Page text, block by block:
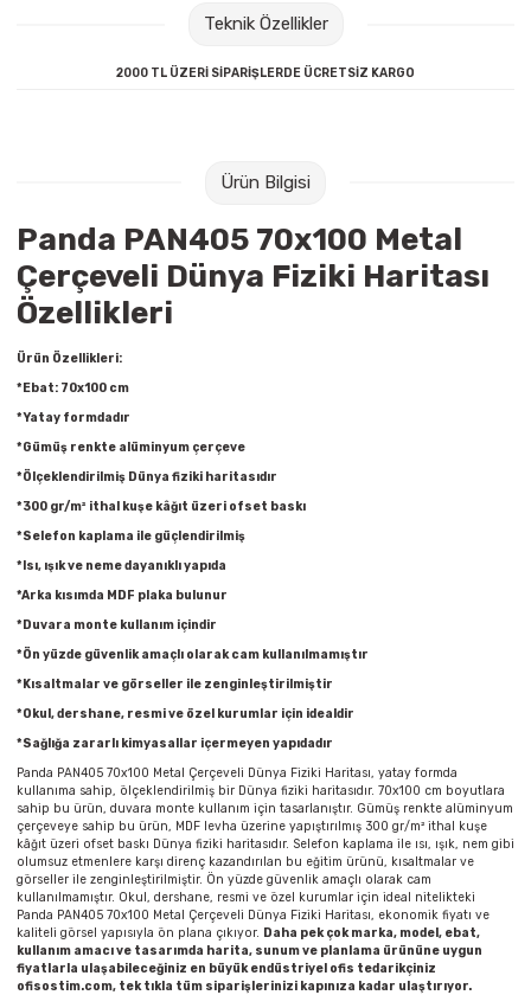
Raptiye & İğneler
Silgiler
Zımba Tel Sökücüleri
Zımba Telleri
Tual
Akrilik Boyalar
Cam Boyaları
Ebru Boyaları
Sulu Boyalar
Yağlı Boyalar
Teknik Özellikler
2000 TL ÜZERİ SİPARİŞLERDE ÜCRETSİZ KARGO
Ürün Bilgisi
Panda PAN405 70x100 Metal
Çerçeveli Dünya Fiziki Haritası
Özellikleri
Ürün Özellikleri:
*Ebat: 70x100 cm
*Yatay formdadır
*Gümüş renkte alüminyum çerçeve
*Ölçeklendirilmiş Dünya fiziki haritasıdır
*300 gr/m² ithal kuşe kâğıt üzeri ofset baskı
*Selefon kaplama ile güçlendirilmiş
*Isı, ışık ve neme dayanıklı yapıda
*Arka kısımda MDF plaka bulunur
*Duvara monte kullanım içindir
*Ön yüzde güvenlik amaçlı olarak cam kullanılmamıştır
*Kısaltmalar ve görseller ile zenginleştirilmiştir
*Okul, dershane, resmi ve özel kurumlar için idealdir
*Sağlığa zararlı kimyasallar içermeyen yapıdadır
Panda PAN405 70x100 Metal Çerçeveli Dünya Fiziki Haritası, yatay formda
kullanıma sahip, ölçeklendirilmiş bir Dünya fiziki haritasıdır. 70x100 cm boyutlara
sahip bu ürün, duvara monte kullanım için tasarlanıştır. Gümüş renkte alüminyum
çerçeveye sahip bu ürün, MDF levha üzerine yapıştırılmış 300 gr/m² ithal kuşe
kâğıt üzeri ofset baskı Dünya fiziki haritasıdır. Selefon kaplama ile ısı, ışık, nem gibi
olumsuz etmenlere karşı direnç kazandırılan bu eğitim ürünü, kısaltmalar ve
görseller ile zenginleştirilmiştir. Ön yüzde güvenlik amaçlı olarak cam
kullanılmamıştır. Okul, dershane, resmi ve özel kurumlar için ideal nitelikteki
Panda PAN405 70x100 Metal Çerçeveli Dünya Fiziki Haritası, ekonomik fiyatı ve
kaliteli görsel yapısıyla ön plana çıkıyor. Daha pek çok marka, model, ebat,
kullanım amacı ve tasarımda harita, sunum ve planlama ürününe uygun
fiyatlarla ulaşabileceğiniz en büyük endüstriyel ofis tedarikçiniz
ofisostim.com, tek tıkla tüm siparişlerinizi kapınıza kadar ulaştırıyor.